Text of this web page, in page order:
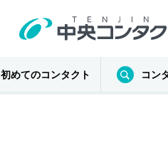
初めてのコンタクト コン